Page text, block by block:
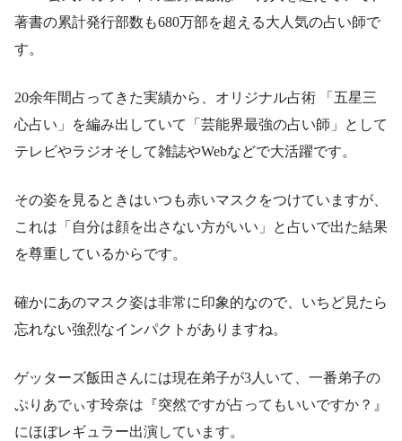
著書の累計発行部数も680万部を超える大人気の占い師で
す。
20余年間占ってきた実績から、オリジナル占術 「五星三
心占い」を編み出していて「芸能界最強の占い師」として
テレビやラジオそして雑誌やWebなどで大活躍です。
その姿を見るときはいつも赤いマスクをつけていますが、
これは「自分は顔を出さない方がいい」と占いで出た結果
を尊重しているからです。
確かにあのマスク姿は非常に印象的なので、いちど見たら
忘れない強烈なインパクトがありますね。
ゲッターズ飯田さんには現在弟子が3人いて、一番弟子の
ぷりあでぃす玲奈は『突然ですが占ってもいいですか？』
にほぼレギュラー出演しています。